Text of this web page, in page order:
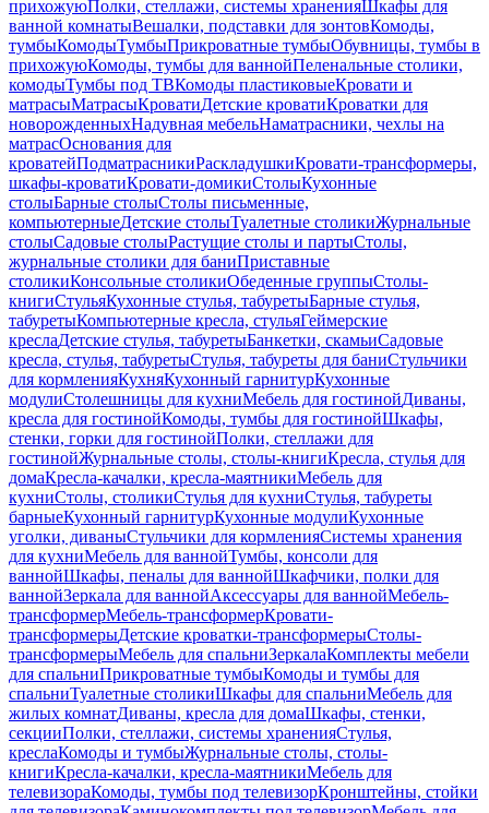
прихожуюПолки, стеллажи, системы храненияШкафы для
ванной комнатыВешалки, подставки для зонтовКомоды,
тумбыКомодыТумбыПрикроватные тумбыОбувницы, тумбы в
прихожуюКомоды, тумбы для ваннойПеленальные столики,
комодыТумбы под ТВКомоды пластиковыеКровати и
матрасыМатрасыКроватиДетские кроватиКроватки для
новорожденныхНадувная мебельНаматрасники, чехлы на
матрасОснования для
кроватейПодматрасникиРаскладушкиКровати-трансформеры,
шкафы-кроватиКровати-домикиСтолыКухонные
столыБарные столыСтолы письменные,
компьютерныеДетские столыТуалетные столикиЖурнальные
столыСадовые столыРастущие столы и партыСтолы,
журнальные столики для баниПриставные
столикиКонсольные столикиОбеденные группыСтолы-
книгиСтульяКухонные стулья, табуретыБарные стулья,
табуретыКомпьютерные кресла, стульяГеймерские
креслаДетские стулья, табуретыБанкетки, скамьиСадовые
кресла, стулья, табуретыСтулья, табуреты для баниСтульчики
для кормленияКухняКухонный гарнитурКухонные
модулиСтолешницы для кухниМебель для гостинойДиваны,
кресла для гостинойКомоды, тумбы для гостинойШкафы,
стенки, горки для гостинойПолки, стеллажи для
гостинойЖурнальные столы, столы-книгиКресла, стулья для
домаКресла-качалки, кресла-маятникиМебель для
кухниСтолы, столикиСтулья для кухниСтулья, табуреты
барныеКухонный гарнитурКухонные модулиКухонные
уголки, диваныСтульчики для кормленияСистемы хранения
для кухниМебель для ваннойТумбы, консоли для
ваннойШкафы, пеналы для ваннойШкафчики, полки для
ваннойЗеркала для ваннойАксессуары для ваннойМебель-
трансформерМебель-трансформерКровати-
трансформерыДетские кроватки-трансформерыСтолы-
трансформерыМебель для спальниЗеркалаКомплекты мебели
для спальниПрикроватные тумбыКомоды и тумбы для
спальниТуалетные столикиШкафы для спальниМебель для
жилых комнатДиваны, кресла для домаШкафы, стенки,
секцииПолки, стеллажи, системы храненияСтулья,
креслаКомоды и тумбыЖурнальные столы, столы-
книгиКресла-качалки, кресла-маятникиМебель для
телевизораКомоды, тумбы под телевизорКронштейны, стойки